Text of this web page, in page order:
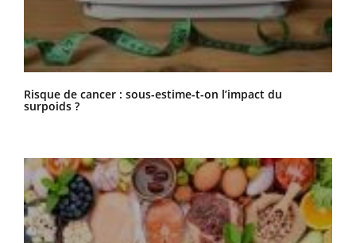
Risque de cancer : sous-estime-t-on l’impact du
surpoids ?